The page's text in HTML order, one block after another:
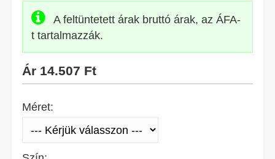
A feltüntetett árak bruttó árak, az ÁFA-
t tartalmazzák.
Ár 14.507 Ft
Méret: